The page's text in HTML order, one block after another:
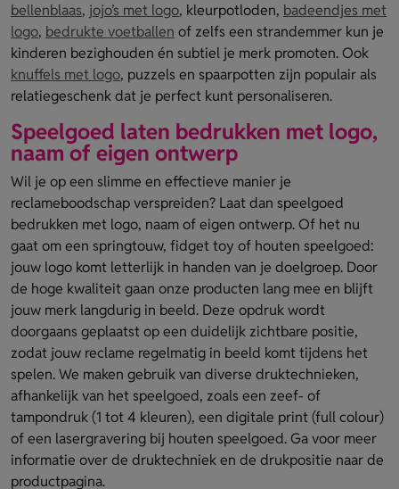
bellenblaas, jojo’s met logo, kleurpotloden, badeendjes met
logo, bedrukte voetballen of zelfs een strandemmer kun je
kinderen bezighouden én subtiel je merk promoten. Ook
knuffels met logo, puzzels en spaarpotten zijn populair als
relatiegeschenk dat je perfect kunt personaliseren.
Speelgoed laten bedrukken met logo,
naam of eigen ontwerp
Wil je op een slimme en effectieve manier je
reclameboodschap verspreiden? Laat dan speelgoed
bedrukken met logo, naam of eigen ontwerp. Of het nu
gaat om een springtouw, fidget toy of houten speelgoed:
jouw logo komt letterlijk in handen van je doelgroep. Door
de hoge kwaliteit gaan onze producten lang mee en blijft
jouw merk langdurig in beeld. Deze opdruk wordt
doorgaans geplaatst op een duidelijk zichtbare positie,
zodat jouw reclame regelmatig in beeld komt tijdens het
spelen. We maken gebruik van diverse druktechnieken,
afhankelijk van het speelgoed, zoals een zeef- of
tampondruk (1 tot 4 kleuren), een digitale print (full colour)
of een lasergravering bij houten speelgoed. Ga voor meer
informatie over de druktechniek en de drukpositie naar de
productpagina.